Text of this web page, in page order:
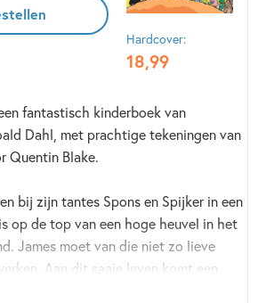
Hardcover:
18,99
fantastisch kinderboek van
Dahl, met prachtige tekeningen van
Quentin Blake.
bij zijn tantes Spons en Spijker in een
op de top van een hoge heuvel in het
James moet van die niet zo lieve
Aan dit saaie leven komt een
mannetje een zakje toverkracht